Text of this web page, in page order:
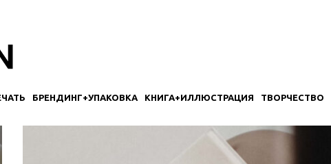
БРЕНДИНГ+УПАКОВКА КНИГА+ИЛЛЮСТРАЦИЯ ТВОРЧЕСТВО